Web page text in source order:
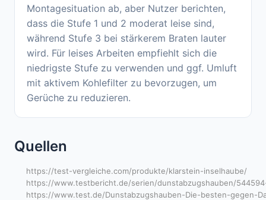
Montagesituation ab, aber Nutzer berichten,
dass die Stufe 1 und 2 moderat leise sind,
während Stufe 3 bei stärkerem Braten lauter
wird. Für leises Arbeiten empfiehlt sich die
niedrigste Stufe zu verwenden und ggf. Umluft
mit aktivem Kohlefilter zu bevorzugen, um
Gerüche zu reduzieren.
Quellen
https://test-vergleiche.com/produkte/klarstein-inselhaube/
https://www.testbericht.de/serien/dunstabzugshauben/
https://www.test.de/Dunstabzugshauben-Die-besten-gegen-